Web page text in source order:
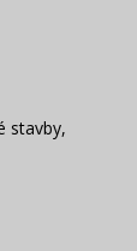
stavby,